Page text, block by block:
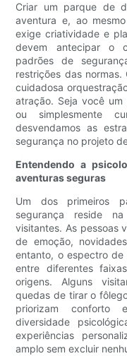
Criar um parque de
aventura e, ao
exige criatividade e
devem antecipar o
padrões de
restrições das normas.
cuidadosa
atração. Seja você
ou simplesmente
desvendamos as
segurança no projeto
Entendendo a
aventuras seguras
Um dos primeiros
segurança reside
visitantes. As pessoas
de emoção,
entanto, o espectro de
entre diferentes
origens. Alguns
quedas de tirar o
priorizam conforto
diversidade
experiências
amplo sem excluir